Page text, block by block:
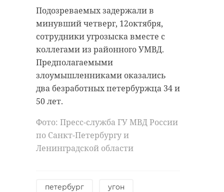
Подозреваемых задержали в
минувший четверг, 12октября,
сотрудники угрозыска вместе с
коллегами из районного УМВД.
Предполагаемыми
злоумышленниками оказались
два безработных петербуржца 34 и
50 лет.
Фото: Пресс-служба ГУ МВД России
по Санкт-Петербургу и
Ленинградской области
петербург угон
Екатерина Алексеева также стали
Лауреатами I степени и получили
диплом за артистизм. Наставник
ансамбля Алена Круглова была
удостоена благодарности от
оргкомитета конкурса.
Фото: Вырицкий культурный
военным трибуналом в
Нюрнберге. В том же сообществе
мужчина также занимался
дискредитацией освобождения
Ленинграда от фашистской
блокады. Подробнее в пятницу, 13
октября, рассказали в пресс-
службе ГУ МВД России по Санкт-
Петербургу и Ленинградской
области.
В минувший четверг, 12 октября, в